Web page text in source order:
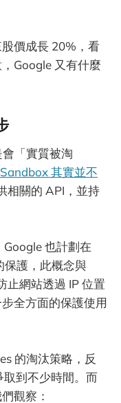
價成長 20%，看
Google 又有什麼
「實質被淘
其實並不
相關的 API，並持
也計劃在
保護，此概念與
止網站透過 IP 位置
全方面的保護使用
的淘汰策略，反
到不少時間。而
觀察：